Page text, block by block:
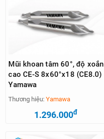
Mũi khoan tâm 60°, độ xoắn
cao CE-S 8x60°x18 (CE8.0)
Yamawa
Thương hiệu:Yamawa
1.296.000đ